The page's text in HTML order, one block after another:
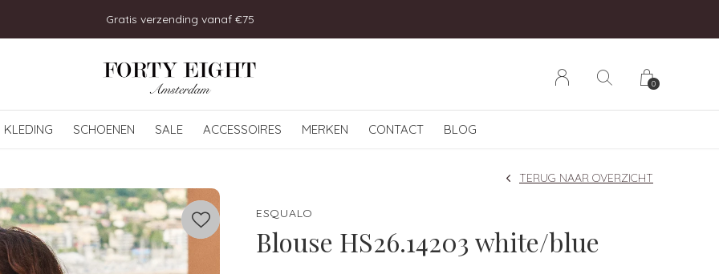
KLEDING SCHOENEN SALE ACCESSOIRES MERKEN CONTACT BLOG
0
Bezoek onze winkel in Uitgeest!
ESQUALO
Blouse HS26.14203 white/blue
TERUG NAAR OVERZICHT